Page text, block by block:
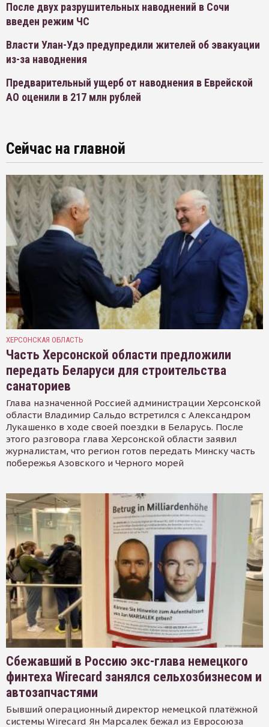
После двух разрушительных наводнений в Сочи
введен режим ЧС
Власти Улан-Удэ предупредили жителей об эвакуации
из-за наводнения
Предварительный ущерб от наводнения в Еврейской
АО оценили в 217 млн рублей
Сейчас на главной
ХЕРСОНСКАЯ ОБЛАСТЬ
Часть Херсонской области предложили
передать Беларуси для строительства
санаториев
Глава назначенной Россией администрации Херсонской
области Владимир Сальдо встретился с Александром
Лукашенко в ходе своей поездки в Беларусь. После
этого разговора глава Херсонской области заявил
журналистам, что регион готов передать Минску часть
побережья Азовского и Черного морей
Сбежавший в Россию экс-глава немецкого
финтеха Wirecard занялся сельхозбизнесом и
автозапчастями
Бывший операционный директор немецкой платёжной
системы Wirecard Ян Марсалек бежал из Евросоюза